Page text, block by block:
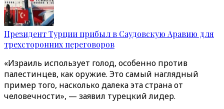
Президент Турции прибыл в Саудовскую Аравию для
трехсторонних переговоров
«Израиль использует голод, особенно против
палестинцев, как оружие. Это самый наглядный
пример того, насколько далека эта страна от
человечности», — заявил турецкий лидер.